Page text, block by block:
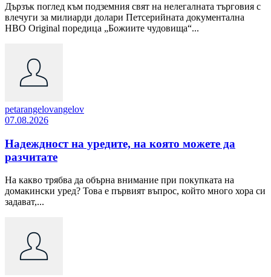
Дързък поглед към подземния свят на нелегалната търговия с
влечуги за милиарди долари Петсерийната документална
HBO Original поредица „Божиите чудовища“...
petarangelovangelov
07.08.2026
Надеждност на уредите, на която можете да
разчитате
На какво трябва да обърна внимание при покупката на
домакински уред? Това е първият въпрос, който много хора си
задават,...